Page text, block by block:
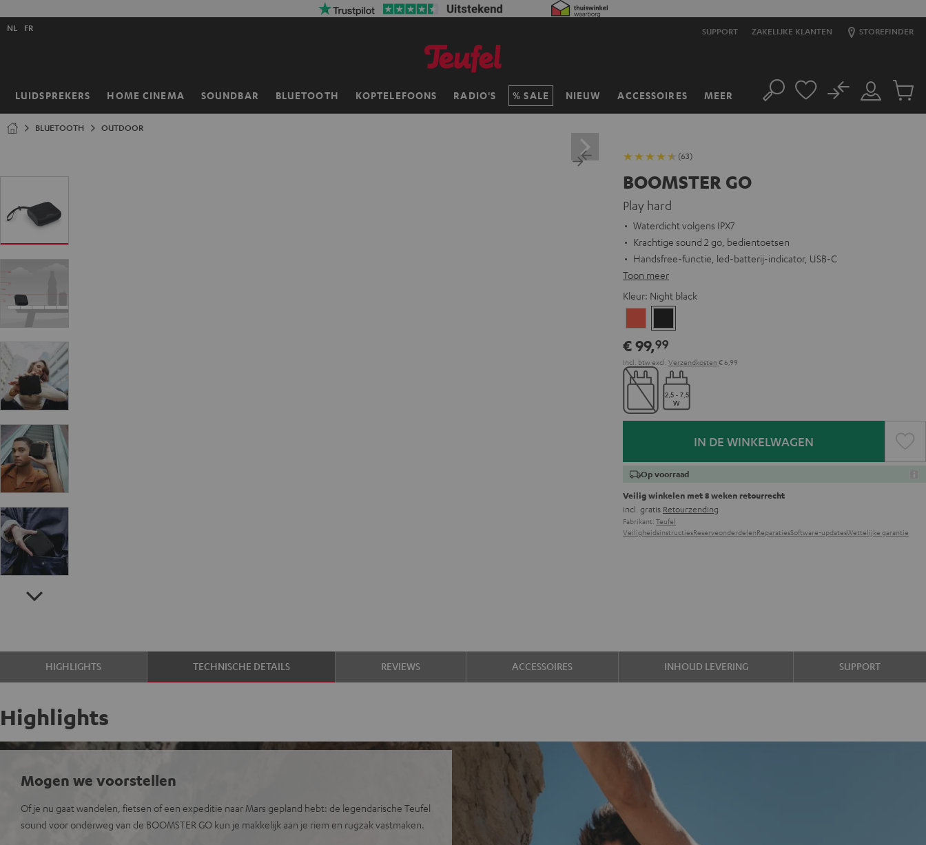
SUPPORT ZAKELIJKE KLANTEN STOREFINDER
LUIDSPREKERS HOME CINEMA SOUNDBAR BLUETOOTH KOPTELEFOONS RADIO'S SALE NIEUW ACCESSOIRES MEER
Selecteer
NL FR
Home Zoeken
Mijn
account
No
BLUETOOTH OUTDOOR
(63)
BOOMSTER GO
Play hard
Waterdicht volgens IPX7
Krachtige sound 2 go, bedientoetsen
Handsfree-functie, led-batterij-indicator, USB-C
Toon meer
Kleur: Night black
red
black
€ 99,99
Incl. btwexcl. Verzendkosten € 6,99
IN DE WINKELWAGEN
Op voorraad
Veilig winkelen met 8 weken retourrecht
incl. gratis Retourzending
Fabrikant: Teufel
VeiligheidsinstructiesReserveonderdelenReparatiesSoftware-updatesWettelijke garantie
HIGHLIGHTS TECHNISCHE DETAILS REVIEWS ACCESSOIRES INHOUD LEVERING SUPPORT
Highlights
Mogen we voorstellen
Of je nu gaat wandelen, fietsen of een expeditie naar Mars gepland hebt: de legendarische Teufel
sound voor onderweg van de BOOMSTER GO kun je makkelijk aan je riem en rugzak vastmaken.